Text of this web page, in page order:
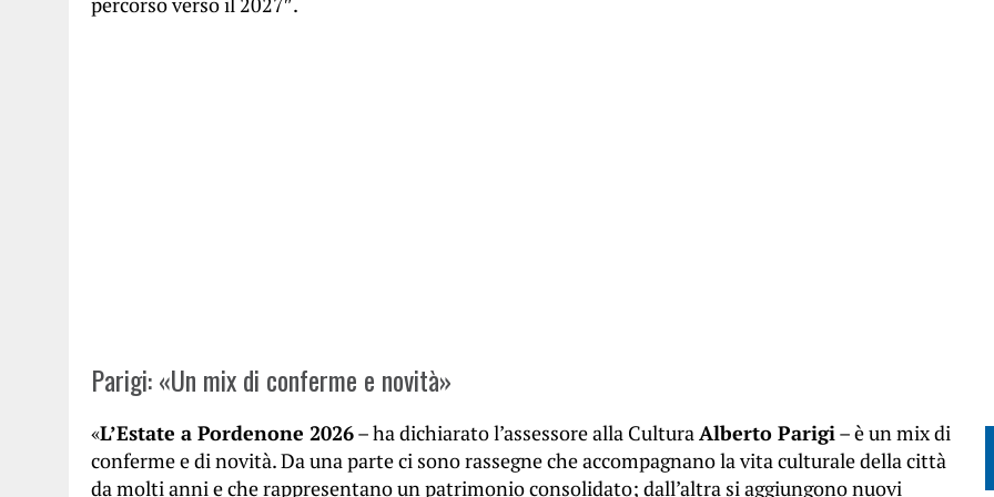
Parigi: «Un mix di conferme e novità»
«L’Estate a Pordenone 2026– ha dichiarato l’assessore alla CulturaAlberto Parigi– è un mix di
conferme e di novità. Da una parte ci sono rassegne che accompagnano la vita culturale della città
da molti anni e che rappresentano un patrimonio consolidato; dall’altra si aggiungono nuovi